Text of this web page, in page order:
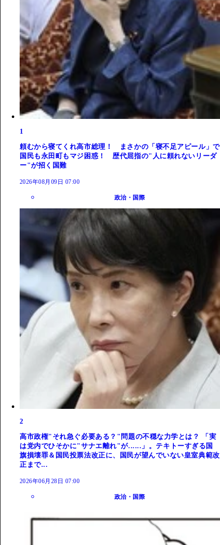
1
頼むから寝てくれ高市総理！ まさかの「寝不足アピール」で
国民も永田町もマジ困惑！ 歴代屈指の"人に頼れないリーダ
ー"が招く国難
2026年08月09日 07:00
政治・国際
2
高市政権"それ急ぐ必要ある？"問題の不穏な力学とは？ 「実
は党内でひそかに"サナエ離れ"が......」。テキトーすぎる国
旗損壊罪＆国民投票法改正に、国民が望んでいない皇室典範改
正まで...
2026年06月28日 07:00
政治・国際